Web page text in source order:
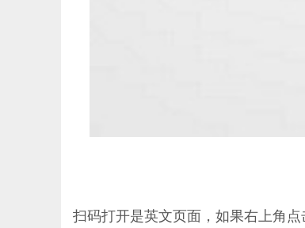
扫码打开是英文页面，如果右上角